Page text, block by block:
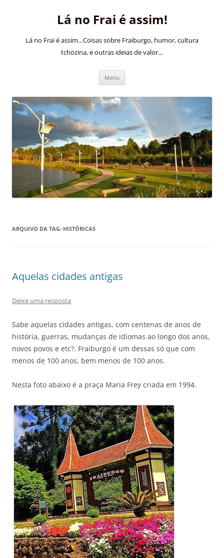
Lá no Frai é assim!
Lá no Frai é assim…Coisas sobre Fraiburgo, humor, cultura
tchozina, e outras ideias de valor…
Menu
ARQUIVO DA TAG: HISTÓRICAS
Aquelas cidades antigas
Deixe uma resposta
Sabe aquelas cidades antigas, com centenas de anos de
história, guerras, mudanças de idiomas ao longo dos anos,
novos povos e etc?. Fraiburgo é um dessas só que com
menos de 100 anos, bem menos de 100 anos.
Nesta foto abaixo é a praça Maria Frey criada em 1994.